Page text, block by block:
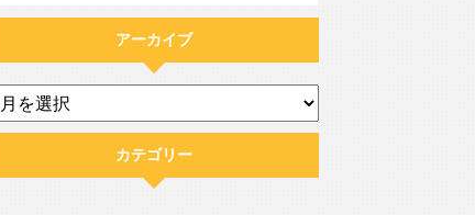
アーカイブ
カテゴリー